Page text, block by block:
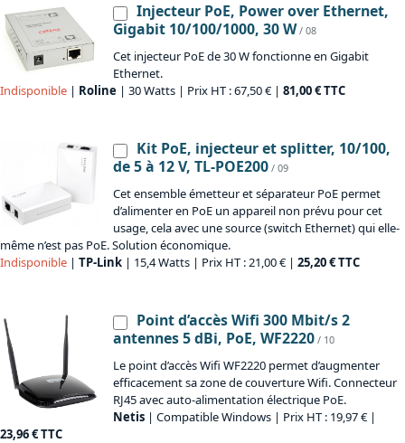
Injecteur PoE, Power over Ethernet,
Gigabit 10/100/1000, 30 W / 08
Cet injecteur PoE de 30 W fonctionne en Gigabit
Ethernet.
Indisponible | Roline | 30 Watts | Prix HT : 67,50 € | 81,00 € TTC
Kit PoE, injecteur et splitter, 10/100,
de 5 à 12 V, TL-POE200 / 09
Cet ensemble émetteur et séparateur PoE permet
d’alimenter en PoE un appareil non prévu pour cet
usage, cela avec une source (switch Ethernet) qui elle-
même n’est pas PoE. Solution économique.
Indisponible | TP-Link | 15,4 Watts | Prix HT : 21,00 € | 25,20 € TTC
Point d’accès Wifi 300 Mbit/s 2
antennes 5 dBi, PoE, WF2220 / 10
Le point d’accès Wifi WF2220 permet d’augmenter
efficacement sa zone de couverture Wifi. Connecteur
RJ45 avec auto-alimentation électrique PoE.
Netis | Compatible Windows | Prix HT : 19,97 € |
23,96 € TTC